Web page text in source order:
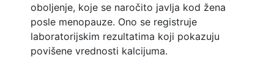
oboljenje, koje se naročito javlja kod žena
posle menopauze. Ono se registruje
laboratorijskim rezultatima koji pokazuju
povišene vrednosti kalcijuma.